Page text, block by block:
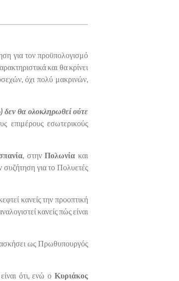
για τον προϋπολογισμό
και θα κρίνει
όχι πολύ μακρινών,
θα ολοκληρωθεί ούτε
επιμέρους εσωτερικούς
, στηνΠολωνία και
συζήτηση για το Πολυετές
κανείς την προοπτική
κανείς πώς είναι
ασκήσει ως Πρωθυπουργός
ότι, ενώ οΚυριάκος